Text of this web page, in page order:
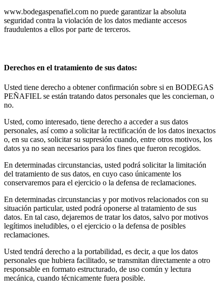
www.bodegaspenafiel.com no puede garantizar la absoluta
seguridad contra la violación de los datos mediante accesos
fraudulentos a ellos por parte de terceros.
Derechos en el tratamiento de sus datos:
Usted tiene derecho a obtener confirmación sobre si en BODEGAS
PEÑAFIEL se están tratando datos personales que les conciernan, o
no.
Usted, como interesado, tiene derecho a acceder a sus datos
personales, así como a solicitar la rectificación de los datos inexactos
o, en su caso, solicitar su supresión cuando, entre otros motivos, los
datos ya no sean necesarios para los fines que fueron recogidos.
En determinadas circunstancias, usted podrá solicitar la limitación
del tratamiento de sus datos, en cuyo caso únicamente los
conservaremos para el ejercicio o la defensa de reclamaciones.
En determinadas circunstancias y por motivos relacionados con su
situación particular, usted podrá oponerse al tratamiento de sus
datos. En tal caso, dejaremos de tratar los datos, salvo por motivos
legítimos ineludibles, o el ejercicio o la defensa de posibles
reclamaciones.
Usted tendrá derecho a la portabilidad, es decir, a que los datos
personales que hubiera facilitado, se transmitan directamente a otro
responsable en formato estructurado, de uso común y lectura
mecánica, cuando técnicamente fuera posible.